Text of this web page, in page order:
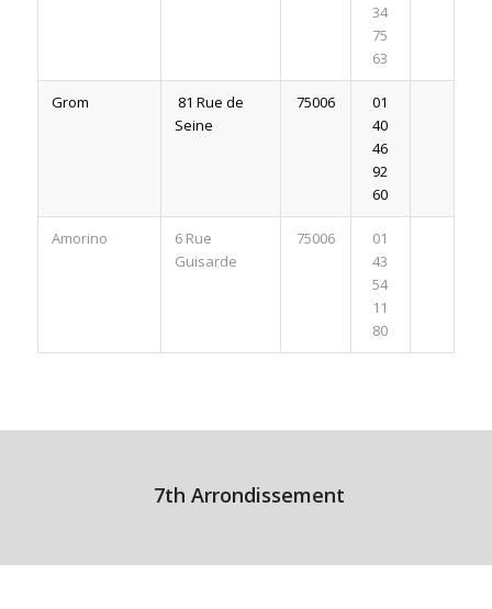
34
75
63
Grom
81 Rue de
Seine
75006
01
40
46
92
60
Amorino
6 Rue
Guisarde
75006
01
43
54
11
80
7th Arrondissement